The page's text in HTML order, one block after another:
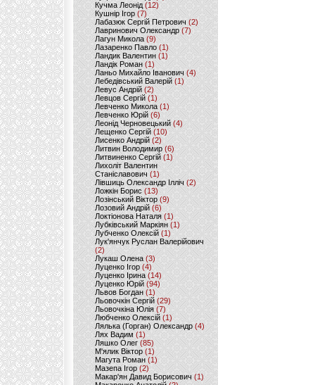
Кучма Леонід (12)
Кушнір Ігор(7)
Лабазюк Сергій Петрович (2)
Лавринович Олександр(7)
Лагун Микола(9)
Лазаренко Павло (1)
Ландик Валентин (1)
Ландік Роман (1)
Ланьо Михайло Іванович(4)
Лебедівський Валерій(1)
Левус Андрій(2)
Левцов Сергій (1)
Левченко Микола (1)
Левченко Юрій (6)
Леонід Черновецький (4)
Лещенко Сергій (10)
Лисенко Андрій (2)
Литвин Володимир (6)
Литвиненко Сергій (1)
Лихоліт Валентин
Станіславович (1)
Лівшиць Олександр Ілліч (2)
Ложкін Борис(13)
Лозінський Віктор(9)
Лозовий Андрій (6)
Локтіонова Наталя (1)
Лубківський Маркіян(1)
Лубченко Олексій (1)
Лук'янчук Руслан Валерійович
(2)
Лукаш Олена (3)
Луценко Ігор (4)
Луценко Ірина (14)
Луценко Юрій (94)
Львов Богдан (1)
Льовочкін Сергій (29)
Льовочкіна Юлія(7)
Любченко Олексій(1)
Лялька (Горган) Олександр(4)
Лях Вадим (1)
Ляшко Олег (85)
М'ялик Віктор(1)
Магута Роман(1)
Мазепа Ігор (2)
Макар'ян Давид Борисович(1)